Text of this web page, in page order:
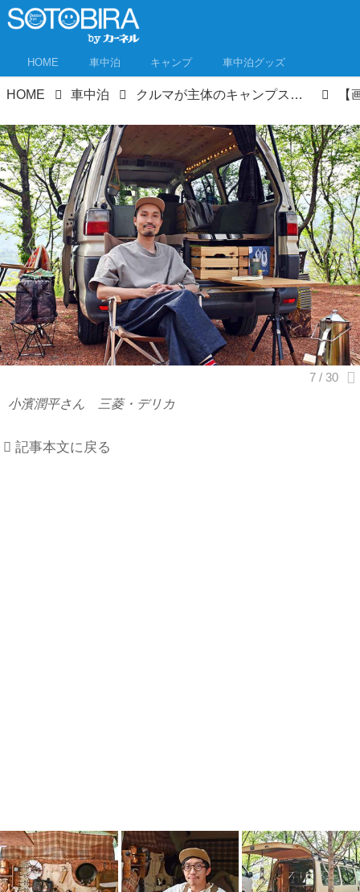
HOME 車中泊 キャンプ 車中泊グッズ
HOME 車中泊 クルマが主体のキャンプスタイル「VAN CAMP」 こだわり派が続々参戦！イベントレポート
小濱潤平さん 三菱・デリカ
記事本文に戻る